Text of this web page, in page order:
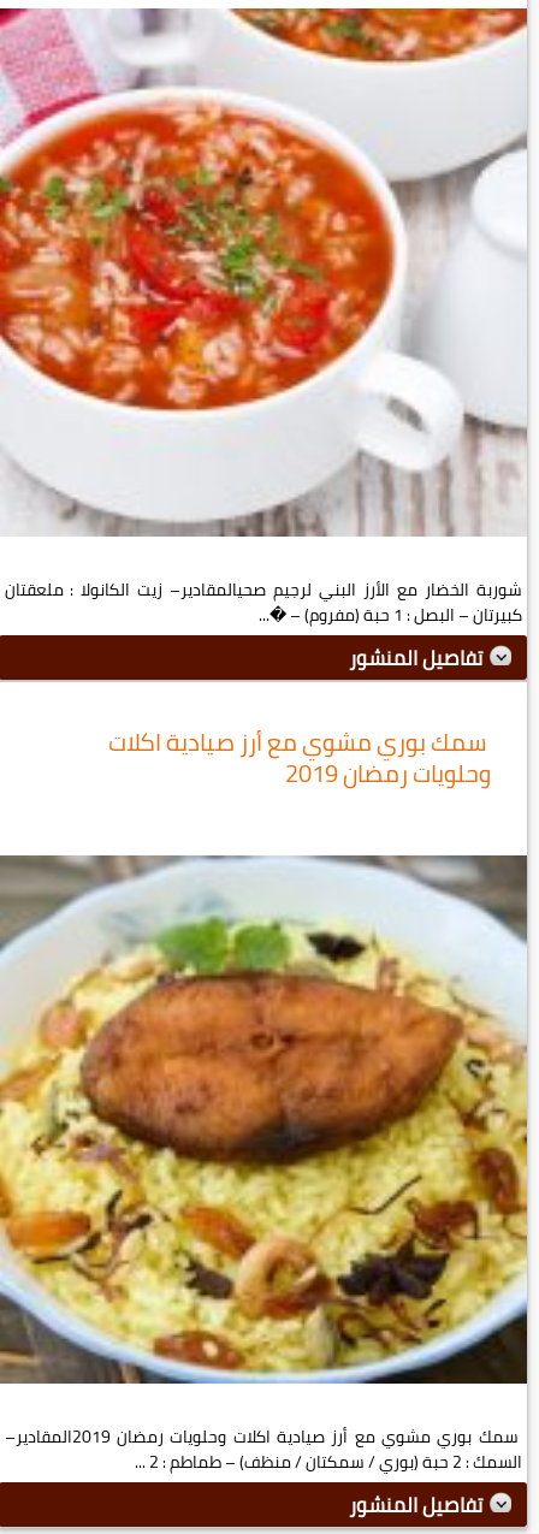
شوربة الخضار مع الأرز البني لرجيم صحيالمقادير– زيت الكانولا : ملعقتان
كبيرتان – البصل : 1 حبة (مفروم) – �...
تفاصيل المنشور
سمك بوري مشوي مع أرز صيادية اكلات
وحلويات رمضان 2019
سمك بوري مشوي مع أرز صيادية اكلات وحلويات رمضان 2019المقادير–
السمك : 2 حبة (بوري / سمكتان / منظف) – طماطم : 2 ...
تفاصيل المنشور